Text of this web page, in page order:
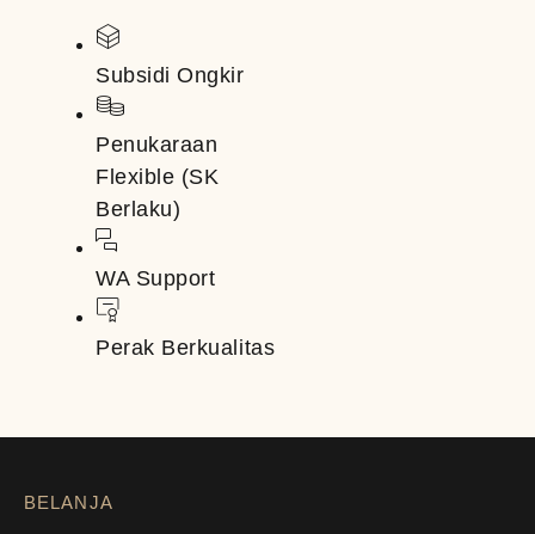
Subsidi Ongkir
Penukaraan
Flexible (SK
Berlaku)
WA Support
Perak Berkualitas
BELANJA